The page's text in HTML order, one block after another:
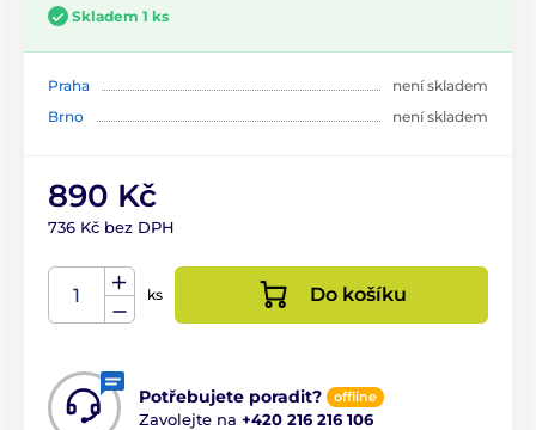
Skladem 1 ks
Praha
není skladem
Brno
není skladem
890 Kč
736 Kč bez DPH
ks Do košíku
Potřebujete poradit? offline
Zavolejte na +420 216 216 106